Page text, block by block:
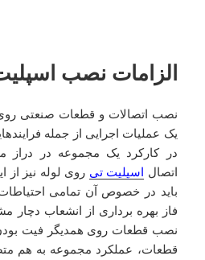
الزامات نصب
نصب اتصالات و قطعات صنعتی روی
یک عملیات اجرایی از جمله
در کارکرد یک مجموعه در
اتصال اسپلیت تی روی لوله نیز
باید در خصوص آن تمامی احتیاطات
فاز بهره برداری از انشعاب
نصب قطعات روی همدیگر فیت
قطعات، عملکرد مجموعه به هم